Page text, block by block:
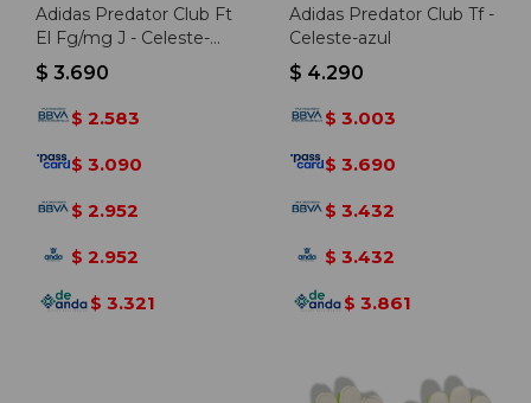
Adidas Predator Club Ft
El Fg/mg J - Celeste-
azul
$ 3.690
$ 2.583
$ 3.090
$ 2.952
$ 2.952
$ 3.321
Adidas Predator Club Tf -
Celeste-azul
$ 4.290
$ 3.003
$ 3.690
$ 3.432
$ 3.432
$ 3.861